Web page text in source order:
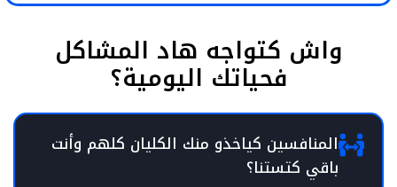
واش كتواجه هاد المشاكل
فحياتك اليومية؟
المنافسين كياخذو منك الكليان كلهم وأنت
باقي كتستنا؟